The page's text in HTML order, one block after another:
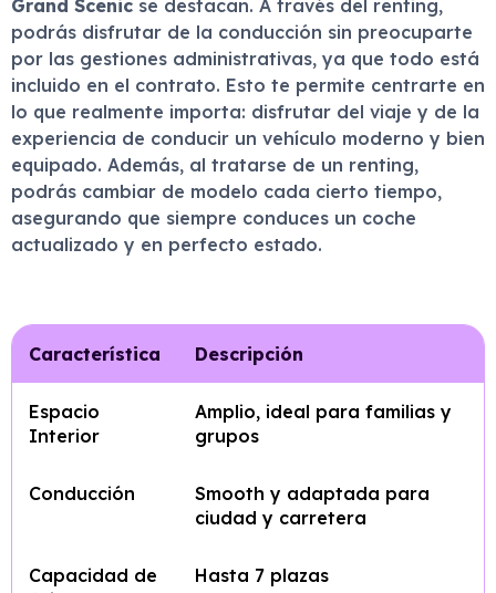
Grand Scenic se destacan. A través del renting,
podrás disfrutar de la conducción sin preocuparte
por las gestiones administrativas, ya que todo está
incluido en el contrato. Esto te permite centrarte en
lo que realmente importa: disfrutar del viaje y de la
experiencia de conducir un vehículo moderno y bien
equipado. Además, al tratarse de un renting,
podrás cambiar de modelo cada cierto tiempo,
asegurando que siempre conduces un coche
actualizado y en perfecto estado.
Característica Descripción
Espacio
Interior
Amplio, ideal para familias y
grupos
Conducción
Smooth y adaptada para
ciudad y carretera
Capacidad de
Hasta 7 plazas